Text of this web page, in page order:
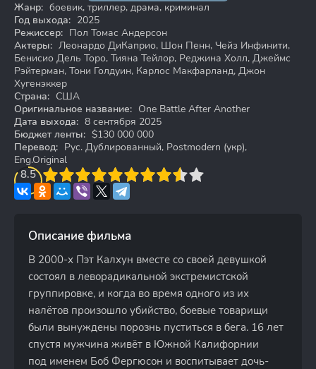
Жанр: боевик, триллер, драма, криминал
Год выхода: 2025
Режиссер: Пол Томас Андерсон
Актеры: Леонардо ДиКаприо, Шон Пенн, Чейз Инфинити,
Бенисио Дель Торо, Тияна Тейлор, Реджина Холл, Джеймс
Рэйтерман, Тони Голдуин, Карлос Макфарланд, Джон
Хугенэккер
Страна: США
Оригинальное название: One Battle After Another
Дата выхода: 8 сентября 2025
Бюджет ленты: $130 000 000
Перевод: Рус. Дублированный, Postmodern (укр),
Eng.Original
8.5
4 5 6 7 8 9 10
Описание фильма
В 2000-х Пэт Калхун вместе со своей девушкой
состоял в леворадикальной экстремистской
группировке, и когда во время одного из их
налётов произошло убийство, боевые товарищи
были вынуждены порознь пуститься в бега. 16 лет
спустя мужчина живёт в Южной Калифорнии
под именем Боб Фергюсон и воспитывает дочь-